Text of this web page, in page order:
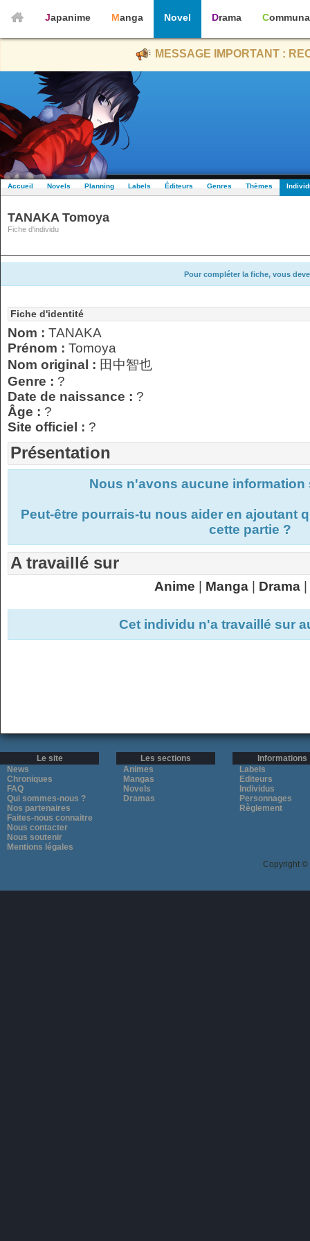
Japanime Manga Novel Drama
MESSAGE IMPORTANT :
Accueil Novels Planning Labels Éditeurs Genres Thèmes
TANAKA Tomoya
Fiche d'individu
Pour compléter la fiche, vous
Fiche d'identité
Nom : TANAKA
Prénom : Tomoya
Nom original : 田中智也
Genre : ?
Date de naissance : ?
Âge : ?
Site officiel : ?
Présentation
Nous n'avons aucune
Peut-être pourrais-tu nous aider en ajoutant
cette partie ?
A travaillé sur
Anime Manga Drama
Cet individu n'a travaillé sur
Le site
News
Chroniques
FAQ
Qui sommes-nous ?
Nos partenaires
Faites-nous connaitre
Nous contacter
Nous soutenir
Mentions légales
Les sections
Animes
Mangas
Novels
Dramas
Informations
Labels
Editeurs
Individus
Personnages
Règlement
Copyright ©